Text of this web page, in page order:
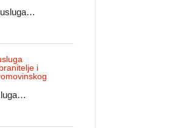
usluga…